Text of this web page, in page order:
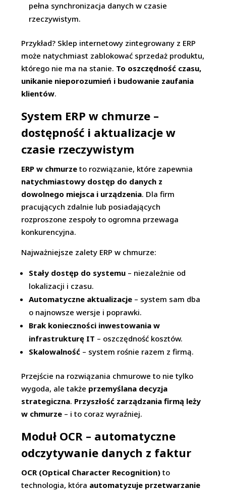
pełna synchronizacja danych w czasie
rzeczywistym.
Przykład? Sklep internetowy zintegrowany z ERP
może natychmiast zablokować sprzedaż produktu,
którego nie ma na stanie. To oszczędność czasu,
unikanie nieporozumień i budowanie zaufania
klientów.
System ERP w chmurze –
dostępność i aktualizacje w
czasie rzeczywistym
ERP w chmurze to rozwiązanie, które zapewnia
natychmiastowy dostęp do danych z
dowolnego miejsca i urządzenia. Dla firm
pracujących zdalnie lub posiadających
rozproszone zespoły to ogromna przewaga
konkurencyjna.
Najważniejsze zalety ERP w chmurze:
Stały dostęp do systemu – niezależnie od
lokalizacji i czasu.
Automatyczne aktualizacje – system sam dba
o najnowsze wersje i poprawki.
Brak konieczności inwestowania w
infrastrukturę IT – oszczędność kosztów.
Skalowalność – system rośnie razem z firmą.
Przejście na rozwiązania chmurowe to nie tylko
wygoda, ale także przemyślana decyzja
strategiczna. Przyszłość zarządzania firmą leży
w chmurze – i to coraz wyraźniej.
Moduł OCR – automatyczne
odczytywanie danych z faktur
OCR (Optical Character Recognition) to
technologia, która automatyzuje przetwarzanie